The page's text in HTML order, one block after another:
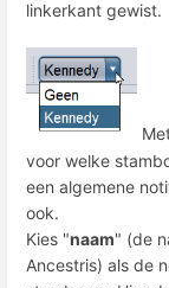
linkerkant gewist.
voor welke
een algemene
ook.
Kies "naam" (de
Ancestris) als de